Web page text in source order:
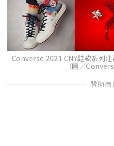
Converse 2021 CNY鞋款系列
（圖／